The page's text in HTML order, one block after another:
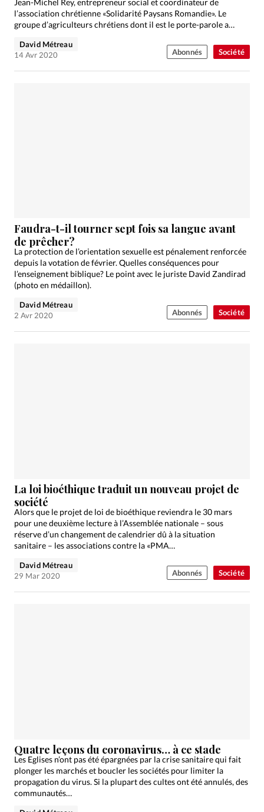
Société
l’association chrétienne «Solidarité Paysans Romandie». Le
groupe d’agriculteurs chrétiens dont il est le porte-parole a
David Métreau
14 Avr 2020
Abonnés
Société
Faudra-t-il tourner sept fois sa langue avant
de prêcher?
La protection de l’orientation sexuelle est pénalement renforcée
depuis la votation de février. Quelles conséquences pour
l’enseignement biblique? Le point avec le juriste David Zandirad
(photo en médaillon).
David Métreau
2 Avr 2020
Abonnés
Société
La loi bioéthique traduit un nouveau projet de
société
Alors que le projet de loi de bioéthique reviendra le 30 mars
pour une deuxième lecture à l’Assemblée nationale – sous
réserve d’un changement de calendrier dû à la situation
sanitaire – les associations contre la «PMA…
David Métreau
29 Mar 2020
Abonnés
Quatre leçons du coronavirus… à ce stade
Les Eglises n’ont pas été épargnées par la crise sanitaire qui fait
plonger les marchés et boucler les sociétés pour limiter la
propagation du virus. Si la plupart des cultes ont été annulés, des
communautés…